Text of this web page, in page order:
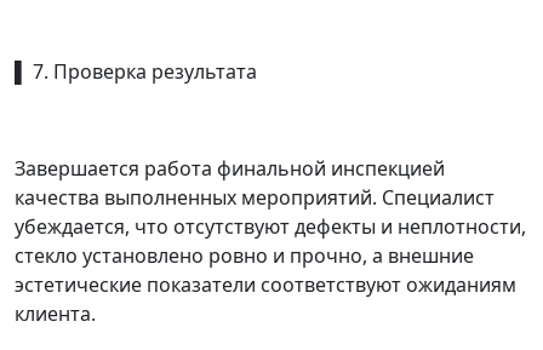
▌ 7. Проверка результата
Завершается работа финальной инспекцией
качества выполненных мероприятий. Специалист
убеждается, что отсутствуют дефекты и неплотности,
стекло установлено ровно и прочно, а внешние
эстетические показатели соответствуют ожиданиям
клиента.